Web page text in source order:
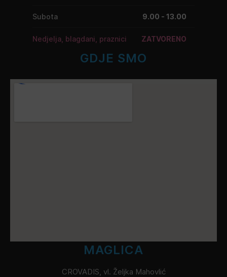
Subota 9.00 - 13.00
Nedjelja, blagdani, praznici ZATVORENO
GDJE SMO
MAGLICA
CROVADIS, vl. Željka Mahovlić